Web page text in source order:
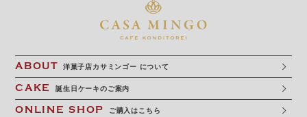
ABOUT 洋菓子店カサミンゴー について
CAKE 誕生日ケーキのご案内
ONLINE SHOP ご購入はこちら